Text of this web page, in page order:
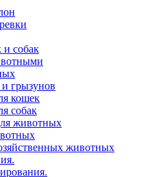
собак
грызунов
кошек
собак
животных
животных